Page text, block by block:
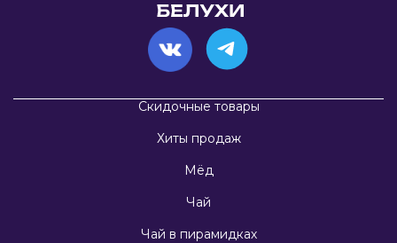
Скидочные товары
Хиты продаж
Мёд
Чай
Чай в пирамидках